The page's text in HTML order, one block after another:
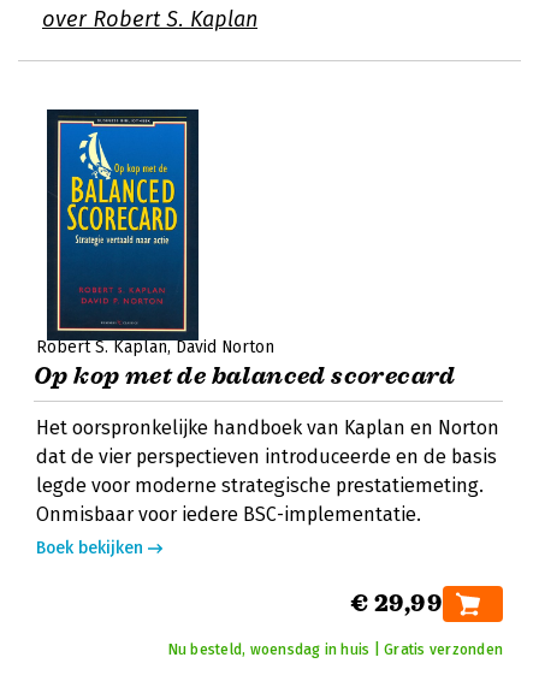
over Robert S. Kaplan
Robert S. Kaplan David Norton
Op kop met de balanced scorecard
Het oorspronkelijke handboek van Kaplan en Norton
dat de vier perspectieven introduceerde en de basis
legde voor moderne strategische prestatiemeting.
Onmisbaar voor iedere BSC-implementatie.
Boek bekijken
€ 29,99
Nu besteld, woensdag in huis | Gratis verzonden